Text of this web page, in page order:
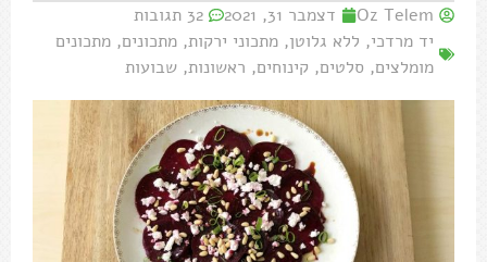
Oz Telem דצמבר 31, 2021
32 תגובות
יד מרדכי, ללא גלוטן, מתכוני ירקות, מתכונים, מתכונים
מומלצים, סלטים, קינוחים, ראשונות, שבועות